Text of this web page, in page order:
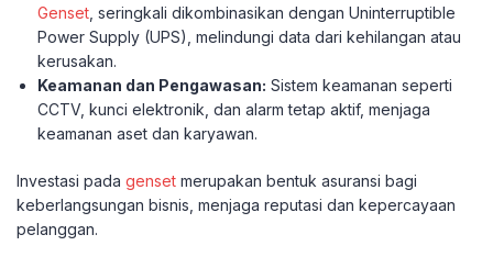
Genset , seringkali dikombinasikan dengan Uninterruptible
Power Supply (UPS), melindungi data dari kehilangan atau
kerusakan.
Keamanan dan Pengawasan: Sistem keamanan seperti
CCTV, kunci elektronik, dan alarm tetap aktif, menjaga
keamanan aset dan karyawan.
Investasi pada genset merupakan bentuk asuransi bagi
keberlangsungan bisnis, menjaga reputasi dan kepercayaan
pelanggan.